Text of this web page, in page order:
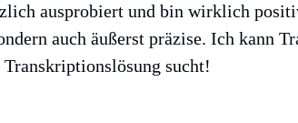
ausprobiert und bin wirklich
auch äußerst präzise. Ich kann
sucht!